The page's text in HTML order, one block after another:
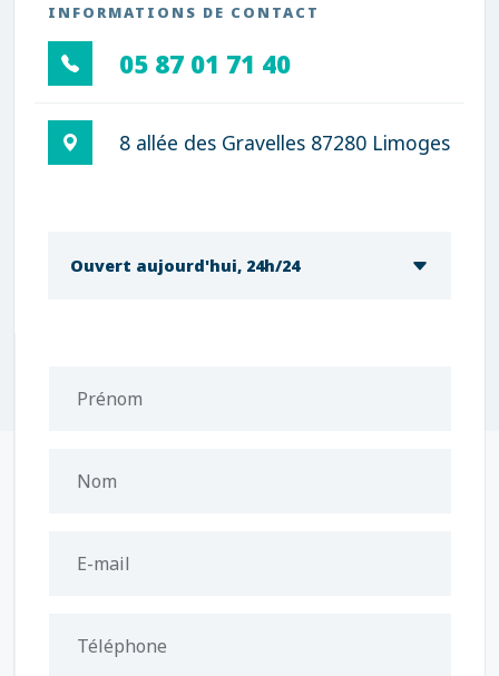
INFORMATIONS DE CONTACT
05 87 01 71 40
8 allée des Gravelles 87280 Limoges
Ouvert aujourd'hui, 24h/24
Prénom
Nom
E-mail
Téléphone